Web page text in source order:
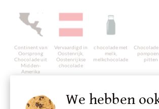
Continent van
Oorsprong
Chocolade uit
Midden-
Amerika
Vervaardigd in
Oostenrijk,
Oostenrijkse
chocolade
chocolade met
melk,
melkchocolade
pitten
We hebben